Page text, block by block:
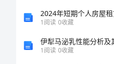
1阅读 0收藏
1阅读 0收藏